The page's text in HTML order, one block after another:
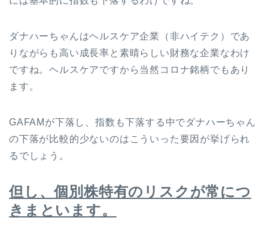
ダナハーちゃんはヘルスケア企業（非ハイテク）であ
りながらも高い成長率と素晴らしい財務な企業なわけ
ですね。ヘルスケアですから当然コロナ銘柄でもあり
ます。
GAFAMが下落し、指数も下落する中でダナハーちゃん
の下落が比較的少ないのはこういった要因が挙げられ
るでしょう。
但し、個別株特有のリスクが常につ
きまといます。